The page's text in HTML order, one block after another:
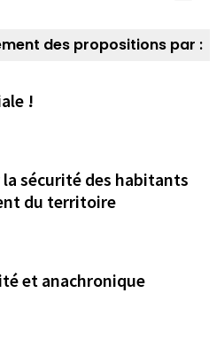
des propositions par :
!
sécurité des habitants
du territoire
et anachronique